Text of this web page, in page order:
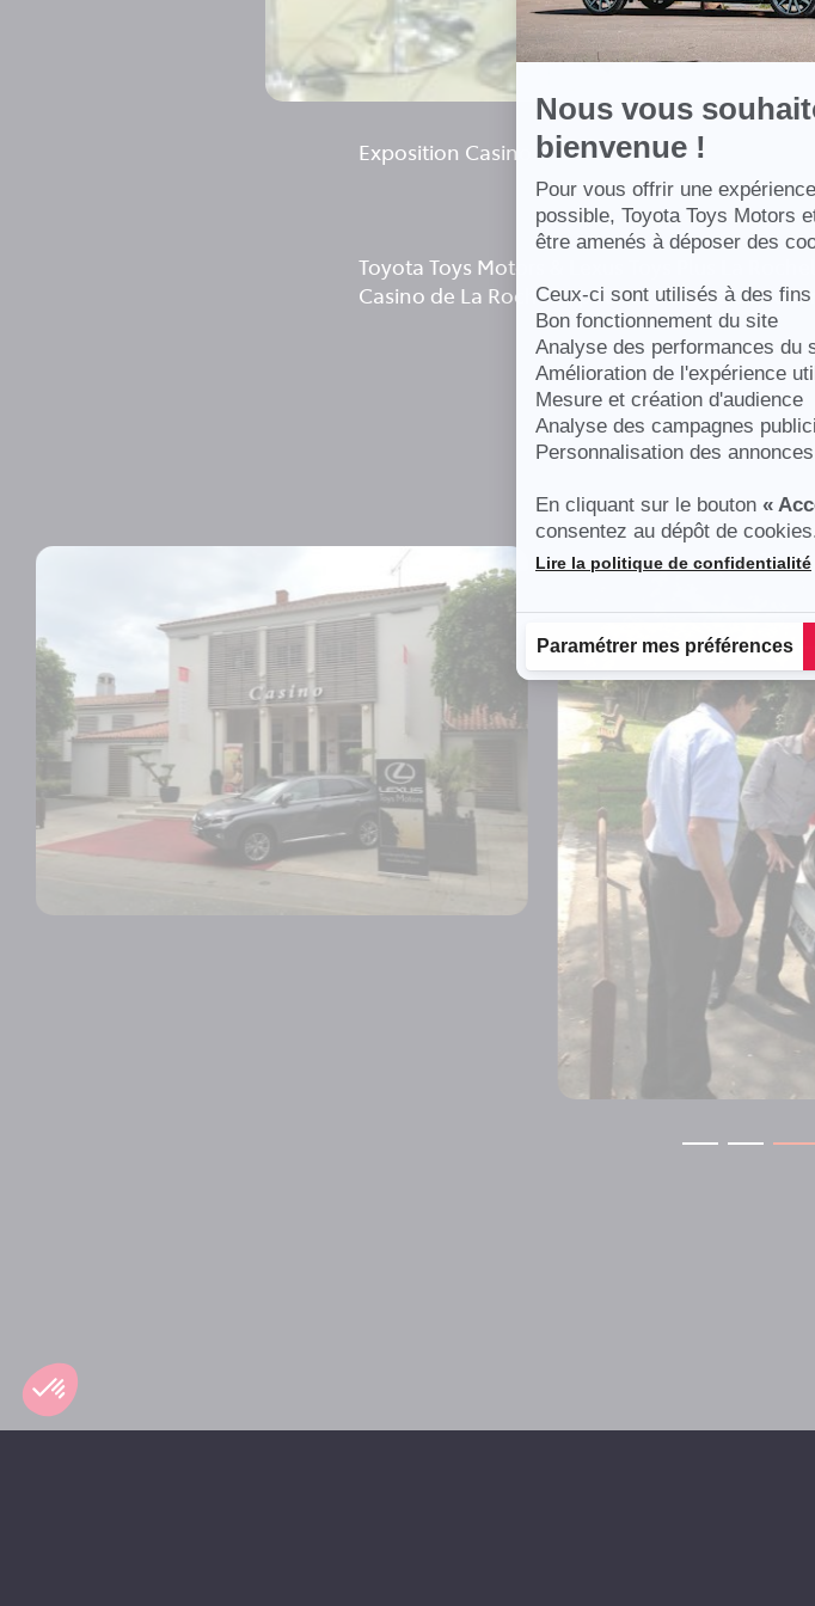
Nous vous
bienvenue !
Pour vous offrir une
possible, Toyota Toys Motors
être amenés à déposer des
Ceux-ci sont utilisés à des fins
Bon fonctionnement du site
Analyse des performances du
Amélioration de l'expérience
Mesure et création d'audience
Analyse des campagnes
Personnalisation des
En cliquant sur le bouton «
consentez au dépôt de
Plateforme de Gestion du Consentement :
Lire la politique de confidentialité
Paramétrer mes préférences
Axeptio
Exposition Casino de La Rochelle
Toyota Toys Motors & Lexus Toys Plus La
Casino de La Rochelle pour des essaie de